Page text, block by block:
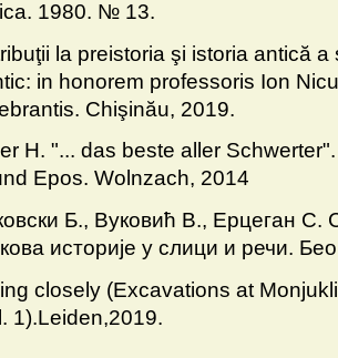
1980. № 13.
la preistoria şi istoria antică a
in honorem professoris Ion
Chişinău, 2019.
H. "... das beste aller
Epos. Wolnzach, 2014
Б., Вуковић В., Ерцеган С.
историjе у слици и речи.
closely (Excavations at
1).Leiden,2019.